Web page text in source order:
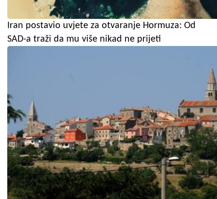
Iran postavio uvjete za otvaranje Hormuza: Od
SAD-a traži da mu više nikad ne prijeti